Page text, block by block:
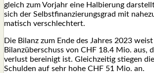
gleich zum Vor­jahr eine Hal­bie­rung
sich der Selbst­fi­nan­zie­rungs­grad mit
ma­tisch ver­schlech­tert.
Die Bilanz zum Ende des Jah­res 2023
Bilanzüberschuss von CHF 18.4 Mio. aus,
ver­lust berei­nigt ist. Gleich­zei­tig stie­gen
Schul­den auf sehr hohe CHF 51 Mio. an.